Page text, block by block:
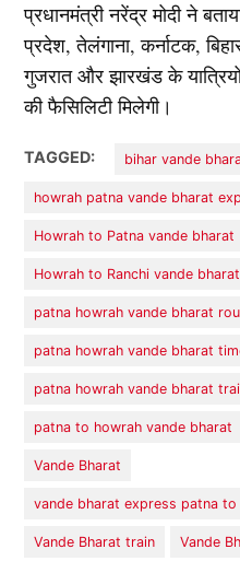
प्रधानमंत्री नरेंद्र मोदी ने
प्रदेश, तेलंगाना, कर्नाटक,
गुजरात और झारखंड के
की फैसिलिटी मिलेगी।
TAGGED: bihar vande
howrah patna vande bharat
Howrah to Patna vande bharat
Howrah to Ranchi vande bharat
patna howrah vande bharat
patna howrah vande bharat
patna howrah vande bharat
patna to howrah vande bharat
Vande Bharat
vande bharat express patna
Vande Bharat train Vande